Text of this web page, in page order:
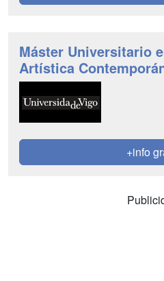
Máster Universitario
Artística
+info